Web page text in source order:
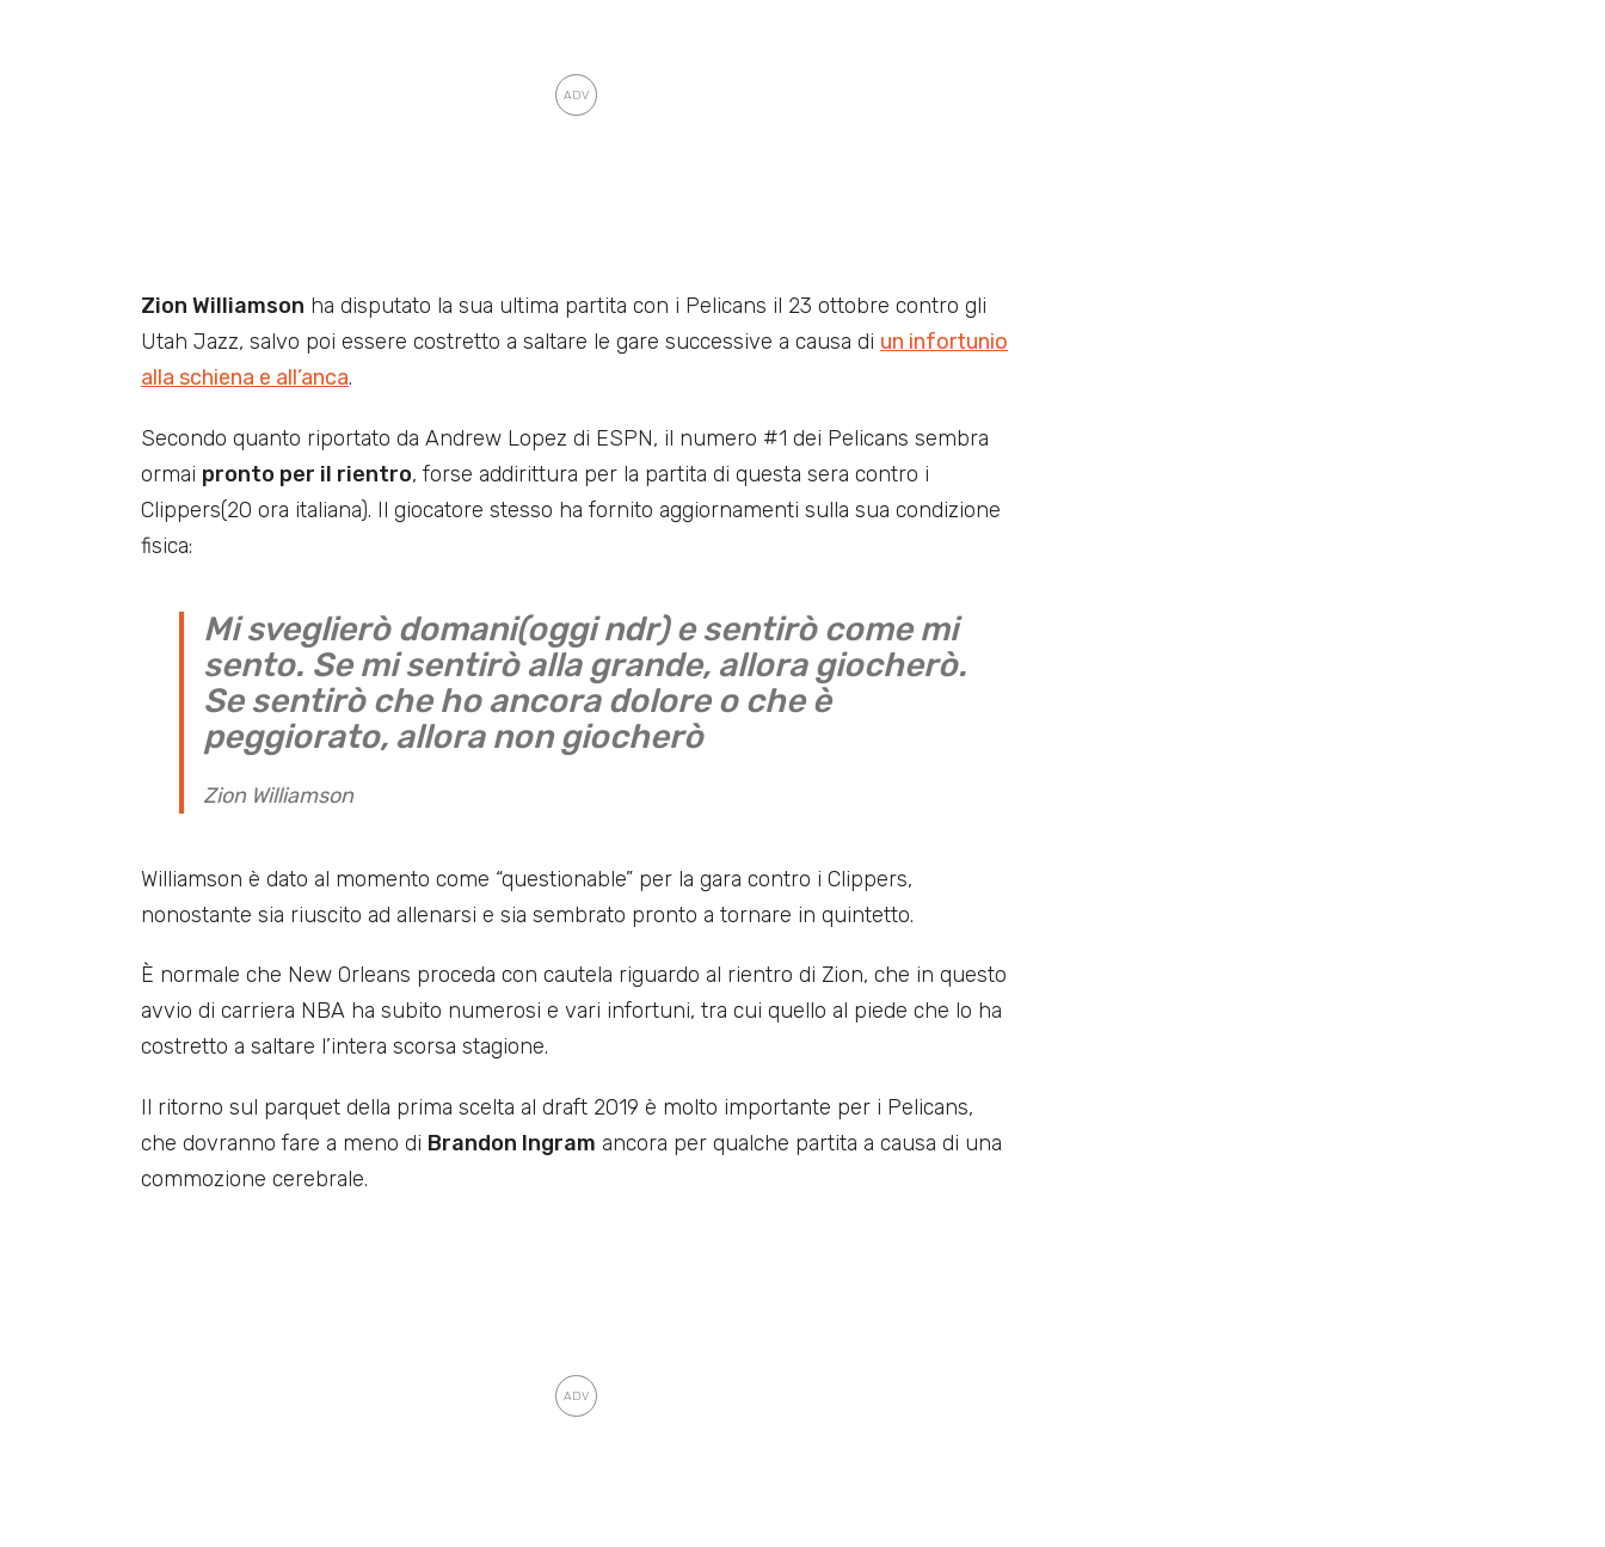
Zion Williamson ha disputato la sua ultima partita con i Pelicans il 23 ottobre contro gli
Utah Jazz, salvo poi essere costretto a saltare le gare successive a causa di un infortunio
alla schiena e all’anca.
Secondo quanto riportato da Andrew Lopez di ESPN, il numero #1 dei Pelicans sembra
ormai pronto per il rientro, forse addirittura per la partita di questa sera contro i
Clippers(20 ora italiana). Il giocatore stesso ha fornito aggiornamenti sulla sua condizione
fisica:
Mi sveglierò domani(oggi ndr) e sentirò come mi
sento. Se mi sentirò alla grande, allora giocherò.
Se sentirò che ho ancora dolore o che è
peggiorato, allora non giocherò
Zion Williamson
Williamson è dato al momento come “questionable” per la gara contro i Clippers,
nonostante sia riuscito ad allenarsi e sia sembrato pronto a tornare in quintetto.
È normale che New Orleans proceda con cautela riguardo al rientro di Zion, che in questo
avvio di carriera NBA ha subito numerosi e vari infortuni, tra cui quello al piede che lo ha
costretto a saltare l’intera scorsa stagione.
Il ritorno sul parquet della prima scelta al draft 2019 è molto importante per i Pelicans,
che dovranno fare a meno di Brandon Ingram ancora per qualche partita a causa di una
commozione cerebrale.